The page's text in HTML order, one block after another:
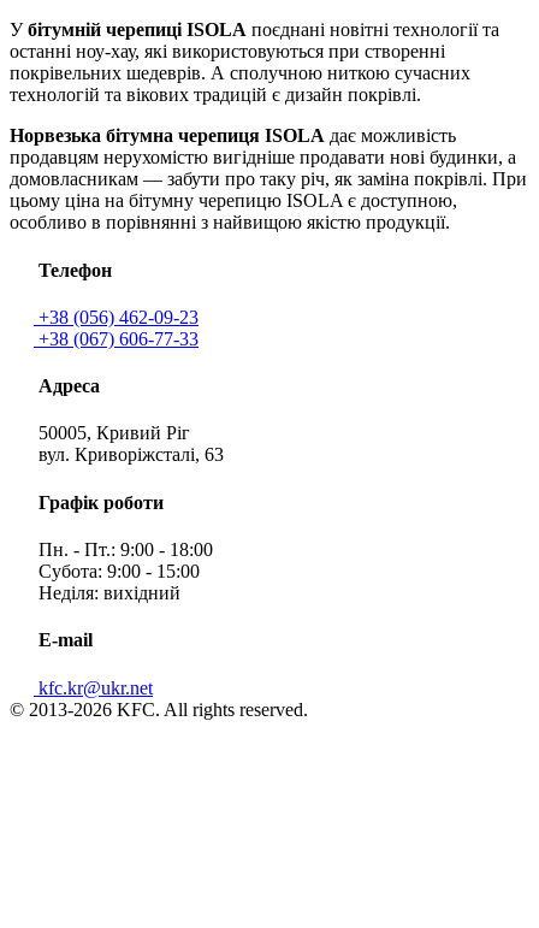
Убітумній черепиці ISOLA поєднані новітні технології та
останні ноу-хау, які використовуються при створенні
покрівельних шедеврів. А сполучною ниткою сучасних
технологій та вікових традицій є дизайн покрівлі.
Норвезька бітумна черепиця ISOLA дає можливість
продавцям нерухомістю вигідніше продавати нові будинки, а
домовласникам — забути про таку річ, як заміна покрівлі. При
цьому ціна на бітумну черепицю ISOLA є доступною,
особливо в порівнянні з найвищою якістю продукції.
Телефон
+38 (056) 462-09-23
+38 (067) 606-77-33
Адреса
50005, Кривий Ріг
вул. Криворіжсталі, 63
Графік роботи
Пн. - Пт.: 9:00 - 18:00
Субота: 9:00 - 15:00
Неділя: вихідний
E-mail
kfc.kr@ukr.net
© 2013-2026 KFC. All rights reserved.